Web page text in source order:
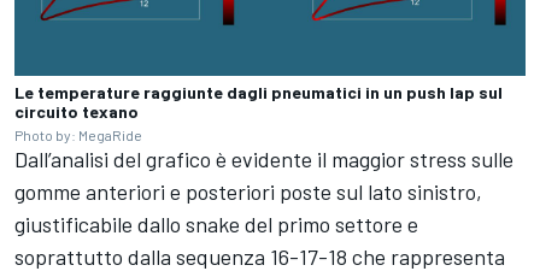
Le temperature raggiunte dagli pneumatici in un push lap sul
circuito texano
Photo by: MegaRide
Dall’analisi del grafico è evidente il maggior stress sulle
gomme anteriori e posteriori poste sul lato sinistro,
giustificabile dallo snake del primo settore e
soprattutto dalla sequenza 16-17-18 che rappresenta